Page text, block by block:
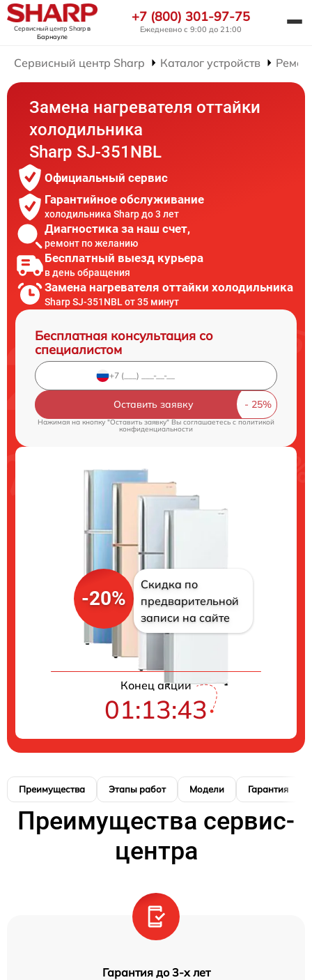
Сервисный центр Sharpв
Барнауле
+7 (800) 301-97-75
Ежедневно с 9:00 до 21:00
Сервисный центр Sharp Каталог устройств
Замена нагревателя оттайки
холодильника
Sharp SJ-351NBL
Официальный сервис
Гарантийное обслуживание
холодильника Sharp до 3 лет
Диагностика за наш счет,
ремонт по желанию
Бесплатный выезд курьера
в день обращения
Замена нагревателя оттайки холодильника
Sharp SJ-351NBL от 35 минут
Бесплатная консультация со
специалистом
Оставить заявку
Нажимая на кнопку "Оставить заявку" Вы соглашаетесь cполитикой
конфиденциальности
-20%
Скидка по
предварительной
записи на сайте
Конец акции
01:13:42
Преимущества Этапы работ Модели Гарантия
Преимущества сервис-
центра
Гарантия до 3-х лет